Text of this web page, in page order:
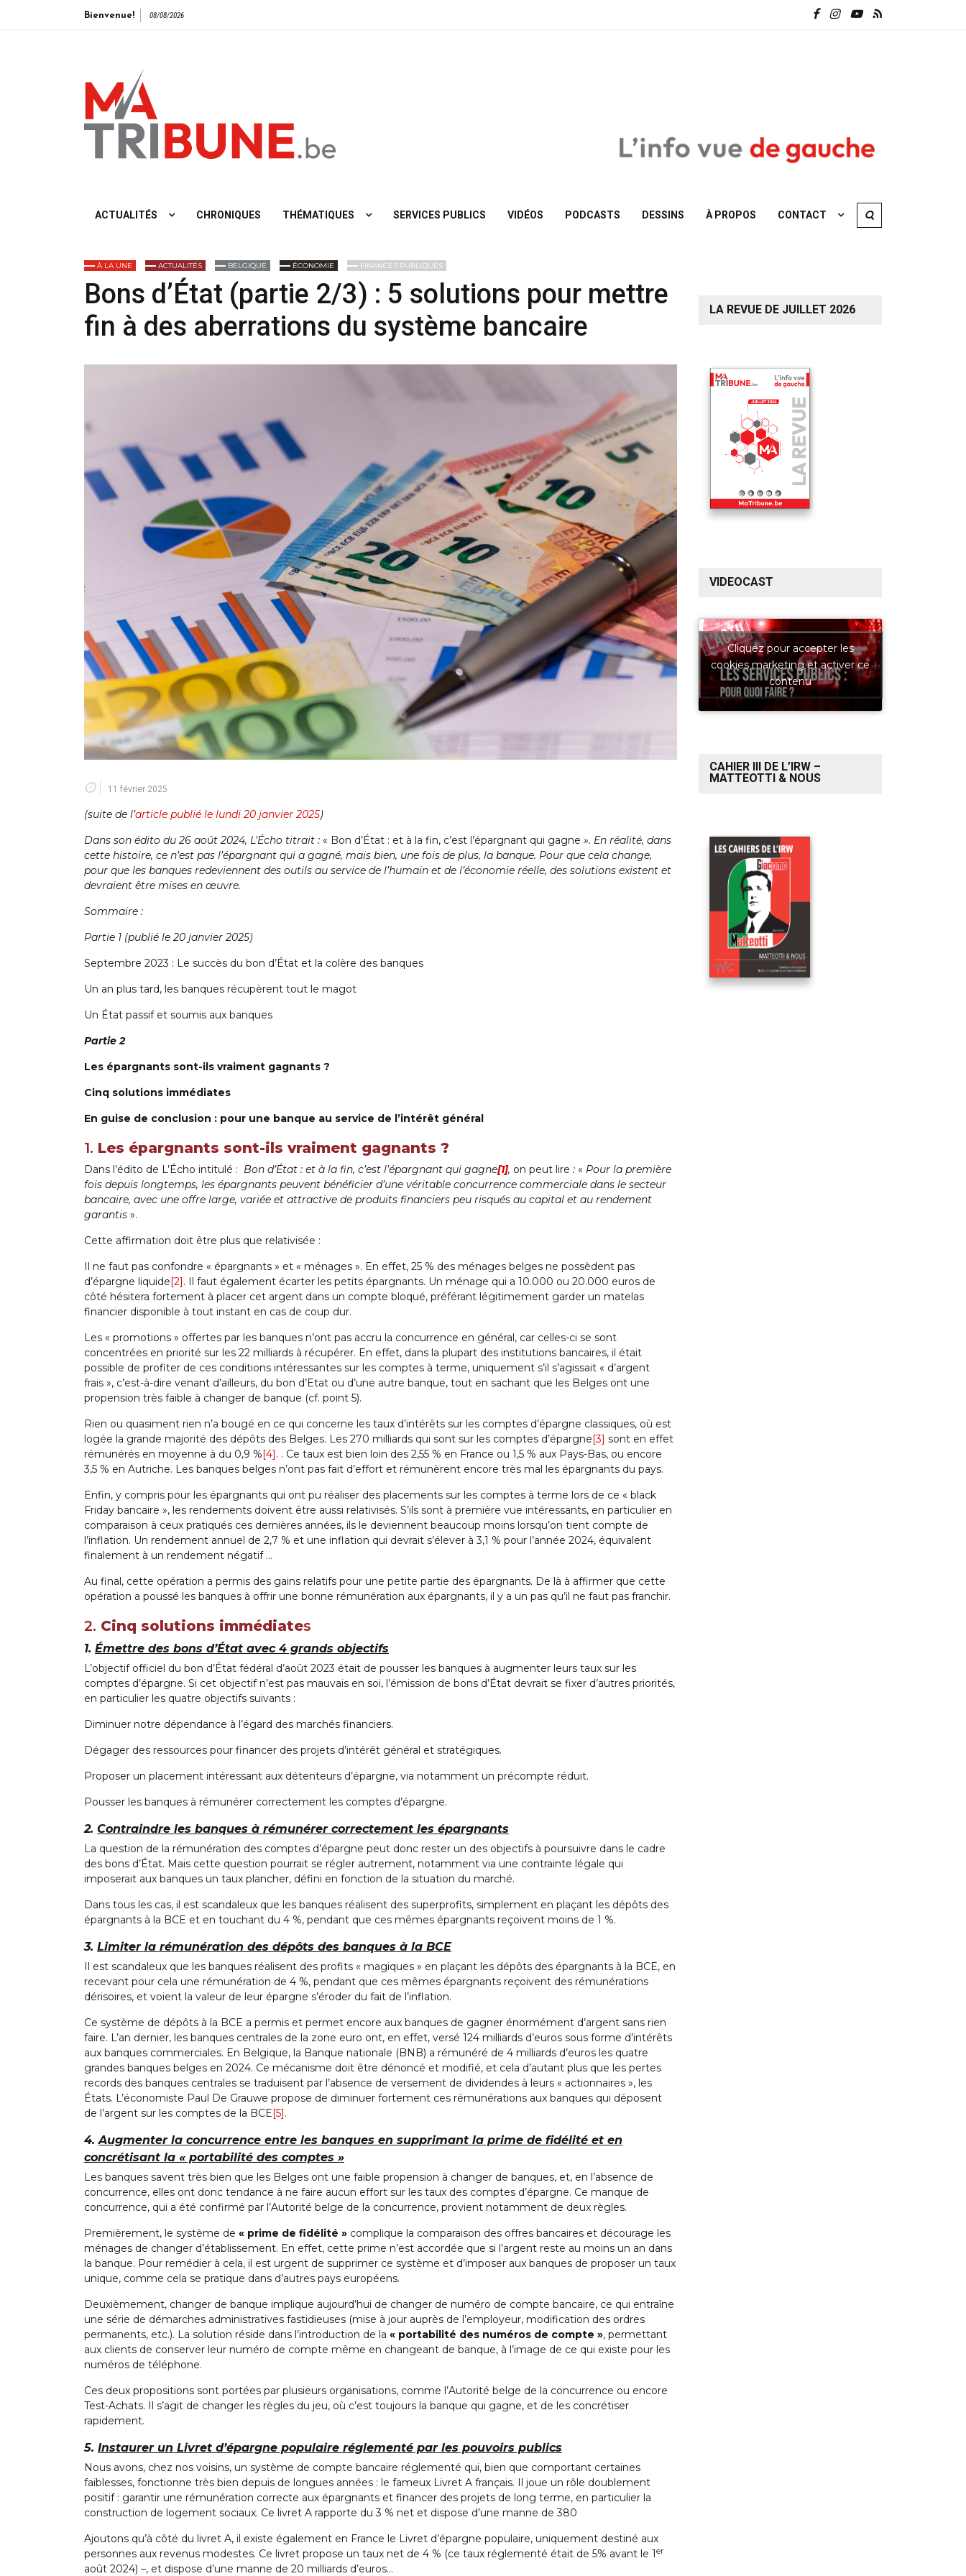
Bienvenue! 08/08/2026
ACTUALITÉS CHRONIQUES THÉMATIQUES SERVICES PUBLICS VIDÉOS PODCASTS DESSINS À PROPOS CONTACT
À LA UNE ACTUALITÉS BELGIQUE ÉCONOMIE FINANCES PUBLIQUES
Bons d’État (partie 2/3) : 5 solutions pour mettre
fin à des aberrations du système bancaire
11 février 2025
(suite de l’article publié le lundi 20 janvier 2025)
Dans son édito du 26 août 2024, L’Écho titrait : « Bon d’État : et à la fin, c’est l’épargnant qui gagne ». En réalité, dans
cette histoire, ce n’est pas l’épargnant qui a gagné, mais bien, une fois de plus, la banque. Pour que cela change,
pour que les banques redeviennent des outils au service de l’humain et de l’économie réelle, des solutions existent et
devraient être mises en œuvre.
Sommaire :
Partie 1 (publié le 20 janvier 2025)
Septembre 2023 : Le succès du bon d’État et la colère des banques
Un an plus tard, les banques récupèrent tout le magot
Un État passif et soumis aux banques
Partie 2
Les épargnants sont-ils vraiment gagnants ?
Cinq solutions immédiates
En guise de conclusion : pour une banque au service de l’intérêt général
1. Les épargnants sont-ils vraiment gagnants ?
Dans l’édito de L’Écho intitulé : Bon d’État : et à la fin, c’est l’épargnant qui gagne[1], on peut lire : « Pour la première
fois depuis longtemps, les épargnants peuvent bénéficier d’une véritable concurrence commerciale dans le secteur
bancaire, avec une offre large, variée et attractive de produits financiers peu risqués au capital et au rendement
garantis ».
Cette affirmation doit être plus que relativisée :
Il ne faut pas confondre « épargnants » et « ménages ». En effet, 25 % des ménages belges ne possèdent pas
d’épargne liquide[2]. Il faut également écarter les petits épargnants. Un ménage qui a 10.000 ou 20.000 euros de
côté hésitera fortement à placer cet argent dans un compte bloqué, préférant légitimement garder un matelas
financier disponible à tout instant en cas de coup dur.
Les « promotions » offertes par les banques n’ont pas accru la concurrence en général, car celles-ci se sont
concentrées en priorité sur les 22 milliards à récupérer. En effet, dans la plupart des institutions bancaires, il était
possible de profiter de ces conditions intéressantes sur les comptes à terme, uniquement s’il s’agissait « d’argent
frais », c’est-à-dire venant d’ailleurs, du bon d’Etat ou d’une autre banque, tout en sachant que les Belges ont une
propension très faible à changer de banque (cf. point 5).
Rien ou quasiment rien n’a bougé en ce qui concerne les taux d’intérêts sur les comptes d’épargne classiques, où est
logée la grande majorité des dépôts des Belges. Les 270 milliards qui sont sur les comptes d’épargne[3] sont en effet
rémunérés en moyenne à du 0,9 %[4]. . Ce taux est bien loin des 2,55 % en France ou 1,5 % aux Pays-Bas, ou encore
3,5 % en Autriche. Les banques belges n’ont pas fait d’effort et rémunèrent encore très mal les épargnants du pays.
Enfin, y compris pour les épargnants qui ont pu réaliser des placements sur les comptes à terme lors de ce « black
Friday bancaire », les rendements doivent être aussi relativisés. S’ils sont à première vue intéressants, en particulier en
comparaison à ceux pratiqués ces dernières années, ils le deviennent beaucoup moins lorsqu’on tient compte de
l’inflation. Un rendement annuel de 2,7 % et une inflation qui devrait s’élever à 3,1 % pour l’année 2024, équivalent
finalement à un rendement négatif …
Au final, cette opération a permis des gains relatifs pour une petite partie des épargnants. De là à affirmer que cette
opération a poussé les banques à offrir une bonne rémunération aux épargnants, il y a un pas qu’il ne faut pas franchir.
2. Cinq solutions immédiates
1. Émettre des bons d’État avec 4 grands objectifs
L’objectif officiel du bon d’État fédéral d’août 2023 était de pousser les banques à augmenter leurs taux sur les
comptes d’épargne. Si cet objectif n’est pas mauvais en soi, l’émission de bons d’État devrait se fixer d’autres priorités,
en particulier les quatre objectifs suivants :
Diminuer notre dépendance à l’égard des marchés financiers.
Dégager des ressources pour financer des projets d’intérêt général et stratégiques.
Proposer un placement intéressant aux détenteurs d’épargne, via notamment un précompte réduit.
Pousser les banques à rémunérer correctement les comptes d’épargne.
2. Contraindre les banques à rémunérer correctement les épargnants
La question de la rémunération des comptes d’épargne peut donc rester un des objectifs à poursuivre dans le cadre
des bons d’État. Mais cette question pourrait se régler autrement, notamment via une contrainte légale qui
imposerait aux banques un taux plancher, défini en fonction de la situation du marché.
Dans tous les cas, il est scandaleux que les banques réalisent des superprofits, simplement en plaçant les dépôts des
épargnants à la BCE et en touchant du 4 %, pendant que ces mêmes épargnants reçoivent moins de 1 %.
3. Limiter la rémunération des dépôts des banques à la BCE
Il est scandaleux que les banques réalisent des profits « magiques » en plaçant les dépôts des épargnants à la BCE, en
recevant pour cela une rémunération de 4 %, pendant que ces mêmes épargnants reçoivent des rémunérations
dérisoires, et voient la valeur de leur épargne s’éroder du fait de l’inflation.
Ce système de dépôts à la BCE a permis et permet encore aux banques de gagner énormément d’argent sans rien
faire. L’an dernier, les banques centrales de la zone euro ont, en effet, versé 124 milliards d’euros sous forme d’intérêts
aux banques commerciales. En Belgique, la Banque nationale (BNB) a rémunéré de 4 milliards d’euros les quatre
grandes banques belges en 2024. Ce mécanisme doit être dénoncé et modifié, et cela d’autant plus que les pertes
records des banques centrales se traduisent par l’absence de versement de dividendes à leurs « actionnaires », les
États. L’économiste Paul De Grauwe propose de diminuer fortement ces rémunérations aux banques qui déposent
de l’argent sur les comptes de la BCE[5].
4.Augmenter la concurrence entre les banques en supprimant la prime de fidélité et en
concrétisant la « portabilité des comptes »
Les banques savent très bien que les Belges ont une faible propension à changer de banques, et, en l’absence de
concurrence, elles ont donc tendance à ne faire aucun effort sur les taux des comptes d’épargne. Ce manque de
concurrence, qui a été confirmé par l’Autorité belge de la concurrence, provient notamment de deux règles.
Premièrement, le système de « prime de fidélité » complique la comparaison des offres bancaires et décourage les
ménages de changer d’établissement. En effet, cette prime n’est accordée que si l’argent reste au moins un an dans
la banque. Pour remédier à cela, il est urgent de supprimer ce système et d’imposer aux banques de proposer un taux
unique, comme cela se pratique dans d’autres pays européens.
Deuxièmement, changer de banque implique aujourd’hui de changer de numéro de compte bancaire, ce qui entraîne
une série de démarches administratives fastidieuses (mise à jour auprès de l’employeur, modification des ordres
permanents, etc.). La solution réside dans l’introduction de la « portabilité des numéros de compte », permettant
aux clients de conserver leur numéro de compte même en changeant de banque, à l’image de ce qui existe pour les
numéros de téléphone.
Ces deux propositions sont portées par plusieurs organisations, comme l’Autorité belge de la concurrence ou encore
Test-Achats. Il s’agit de changer les règles du jeu, où c’est toujours la banque qui gagne, et de les concrétiser
rapidement.
5. Instaurer un Livret d’épargne populaire réglementé par les pouvoirs publics
Nous avons, chez nos voisins, un système de compte bancaire réglementé qui, bien que comportant certaines
faiblesses, fonctionne très bien depuis de longues années : le fameux Livret A français. Il joue un rôle doublement
positif : garantir une rémunération correcte aux épargnants et financer des projets de long terme, en particulier la
construction de logement sociaux. Ce livret A rapporte du 3 % net et dispose d’une manne de 380
Ajoutons qu’à côté du livret A, il existe également en France le Livret d’épargne populaire, uniquement destiné aux
personnes aux revenus modestes. Ce livret propose un taux net de 4 % (ce taux réglementé était de 5% avant le 1er
août 2024) –, et dispose d’une manne de 20 milliards d’euros…
LA REVUE DE JUILLET 2026
VIDEOCAST
Cliquez pour accepter les
cookies marketing et activer ce
contenu
CAHIER III DE L’IRW –
MATTEOTTI & NOUS